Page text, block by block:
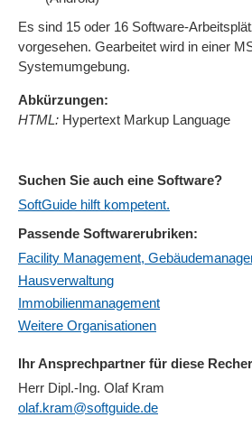
Suchen Sie auch eine Software?
SoftGuide hilft kompetent.
Passende Softwarerubriken:
Facility Management,
Hausverwaltung
Immobilienmanagement
Weitere Organisationen
Ihr Ansprechpartner für diese
Herr Dipl.-Ing. Olaf Kram
olaf.kram@softguide.de
Es sind 15 oder 16 Software-
vorgesehen. Gearbeitet wird in einer
Systemumgebung.
Abkürzungen:
HTML: Hypertext Markup Language